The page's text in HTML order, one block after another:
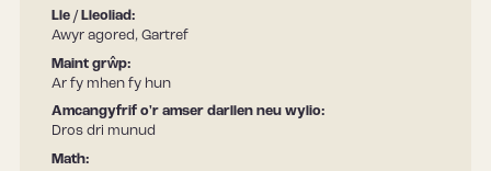
Lle / Lleoliad:
Awyr agored, Gartref
Maint grŵp:
Ar fy mhen fy hun
Amcangyfrif o'r amser darllen neu wylio:
Dros dri munud
Math: